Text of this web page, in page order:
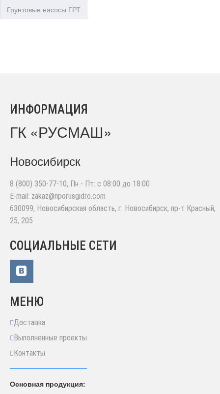
Грунтовые насосы ГРТ
ИНФОРМАЦИЯ
ГК «РУСМАШ»
Новосибирск
8 (800) 350-77-10, Пн - Пт: с 08:00 до 18:00
E-mail: zakaz@nporusgidro.com
630099, Новосибирская область, г. Новосибирск, пр-т Красный,
25, 205
СОЦИАЛЬНЫЕ СЕТИ
МЕНЮ
Доставка
Выполненные проекты
Контакты
Основная продукция: